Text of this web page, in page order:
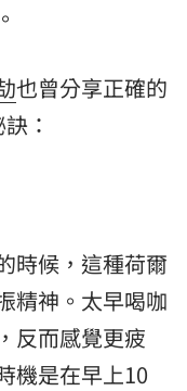
也曾分享正確的
：
時候，這種荷爾
精神。太早喝咖
反而感覺更疲
機是在早上10